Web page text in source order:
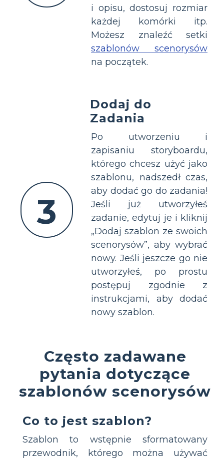
i opisu, dostosuj rozmiar
każdej komórki itp.
Możesz znaleźć setki
szablonów scenorysów
na początek.
3
Dodaj do
Zadania
Po utworzeniu i
zapisaniu storyboardu,
którego chcesz użyć jako
szablonu, nadszedł czas,
aby dodać go do zadania!
Jeśli już utworzyłeś
zadanie, edytuj je i kliknij
„Dodaj szablon ze swoich
scenorysów”, aby wybrać
nowy. Jeśli jeszcze go nie
utworzyłeś, po prostu
postępuj zgodnie z
instrukcjami, aby dodać
nowy szablon.
Często zadawane
pytania dotyczące
szablonów scenorysów
Co to jest szablon?
Szablon to wstępnie sformatowany
przewodnik, którego można używać